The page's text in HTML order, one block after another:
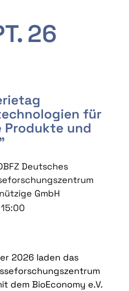
26
für
und
Deutsches
GmbH
2026 laden das
dem BioEconomy e.V.